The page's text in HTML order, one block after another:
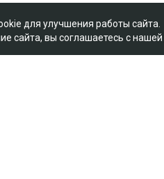
для улучшения работы сайта.
сайта, вы соглашаетесь с нашей